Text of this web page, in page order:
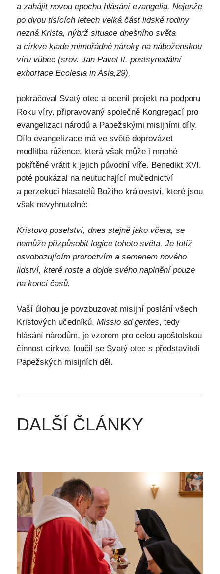
a zahájit novou epochu hlásání evangelia. Nejenže
po dvou tisících letech velká část lidské rodiny
nezná Krista, nýbrž situace dnešního světa
a církve klade mimořádné nároky na náboženskou
víru vůbec (srov. Jan Pavel II. postsynodální
exhortace Ecclesia in Asia,29),
pokračoval Svatý otec a ocenil projekt na podporu
Roku víry, připravovaný společně Kongregací pro
evangelizaci národů a Papežskými misijními díly.
Dílo evangelizace má ve světě doprovázet
modlitba růžence, která však může i mnohé
pokřtěné vrátit k jejich původní víře. Benedikt XVI.
poté poukázal na neutuchající mučednictví
a perzekuci hlasatelů Božího království, které jsou
však nevyhnutelné:
Kristovo poselství, dnes stejně jako včera, se
nemůže přizpůsobit logice tohoto světa. Je totiž
osvobozujícím proroctvím a semenem nového
lidství, které roste a dojde svého naplnění pouze
na konci časů.
Vaší úlohou je povzbuzovat misijní poslání všech
Kristových učedníků. Missio ad gentes, tedy
hlásání národům, je vzorem pro celou apoštolskou
činnost církve, loučil se Svatý otec s představiteli
Papežských misijních děl.
DALŠÍ ČLÁNKY